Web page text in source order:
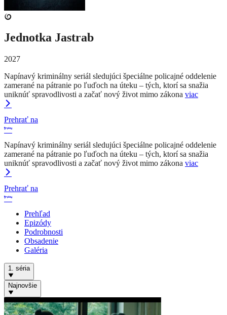
Jednotka Jastrab
2027
Napínavý kriminálny seriál sledujúci špeciálne policajné oddelenie
zamerané na pátranie po ľuďoch na úteku – tých, ktorí sa snažia
uniknúť spravodlivosti a začať nový život mimo zákona viac
Prehrať na
Napínavý kriminálny seriál sledujúci špeciálne policajné oddelenie
zamerané na pátranie po ľuďoch na úteku – tých, ktorí sa snažia
uniknúť spravodlivosti a začať nový život mimo zákona viac
Prehrať na
Prehľad
Epizódy
Podrobnosti
Obsadenie
Galéria
1. séria
Najnovšie